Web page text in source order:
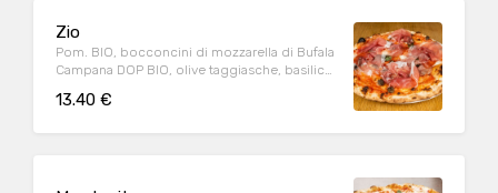
Zio
Pom. BIO, bocconcini di mozzarella di Bufala
Campana DOP BIO, olive taggiasche, basilico
(20m.)
13.40 €